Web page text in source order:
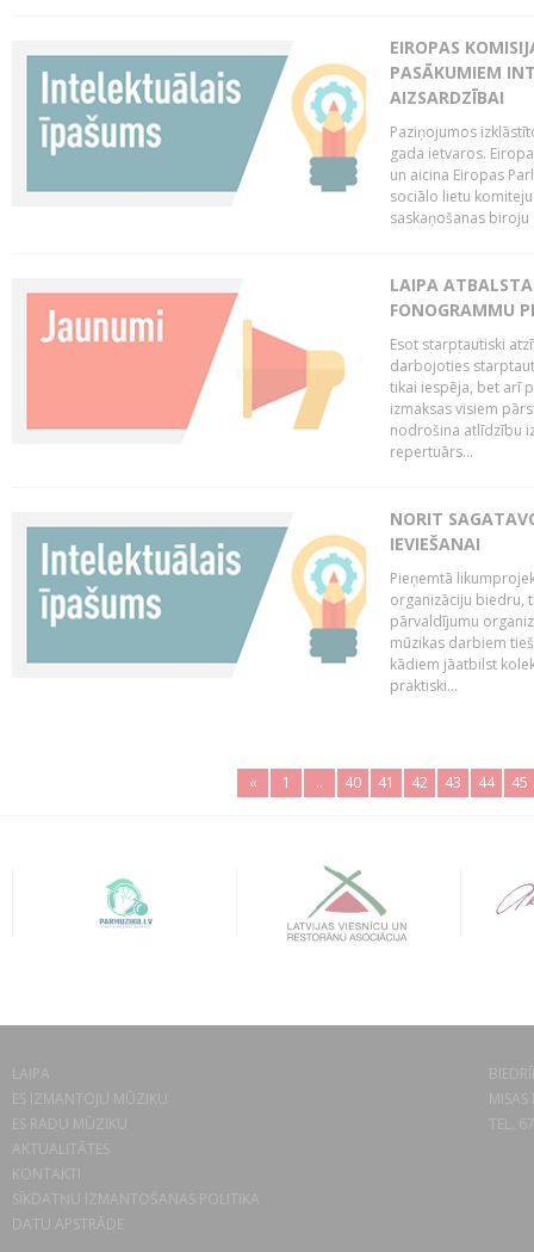
EIROPAS
PASĀKUMIEM
AIZSARDZĪBAI
Paziņojumos
gada ietvaros.
un aicina Eiropas
sociālo lietu
saskaņošanas biroju
LAIPA
FONOGRAMMU
Esot starptautiski
darbojoties
tikai iespēja, bet arī
izmaksas visiem
nodrošina atlīdzību
repertuārs...
NORIT
IEVIEŠANAI
Pieņemtā
organizāciju biedru,
pārvaldījumu
mūzikas darbiem
kādiem jāatbilst
praktiski...
« 1 .. 40 41 42 43 44 45
LAIPA
ES IZMANTOJU MŪZIKU
ES RADU MŪZIKU
AKTUALITĀTES
KONTAKTI
SĪKDATŅU IZMANTOŠANAS POLITIKA
DATU APSTRĀDE
TEL.